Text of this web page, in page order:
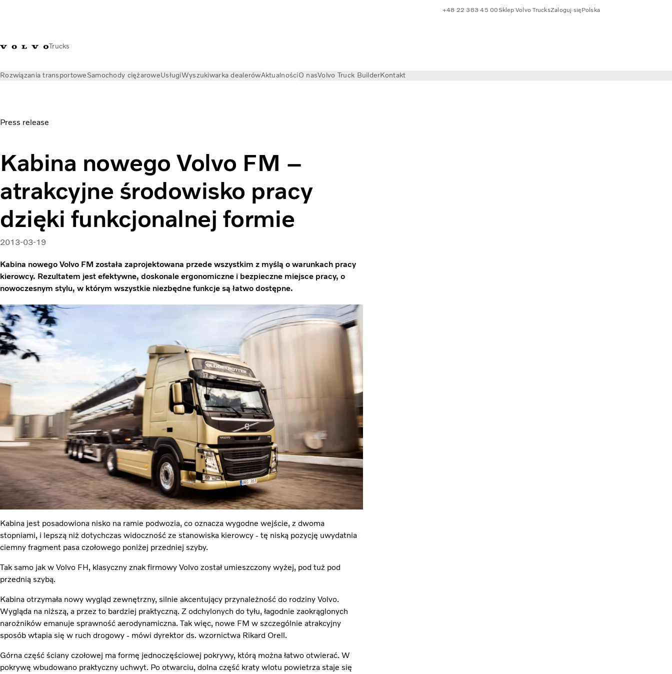
Trucks
+48 22 383 45 00 Sklep Volvo TrucksZaloguj sięPolska
Rozwiązania transportoweSamochody ciężaroweUsługiWyszukiwarka dealerówAktualnościO nasVolvo Truck BuilderKontakt
Press release
Kabina nowego Volvo FM –
atrakcyjne środowisko pracy
dzięki funkcjonalnej formie
2013-03-19
Kabina nowego Volvo FM została zaprojektowana przede wszystkim z myślą o warunkach pracy
kierowcy. Rezultatem jest efektywne, doskonale ergonomiczne i bezpieczne miejsce pracy, o
nowoczesnym stylu, w którym wszystkie niezbędne funkcje są łatwo dostępne.
Kabina jest posadowiona nisko na ramie podwozia, co oznacza wygodne wejście, z dwoma
stopniami, i lepszą niż dotychczas widoczność ze stanowiska kierowcy - tę niską pozycję uwydatnia
ciemny fragment pasa czołowego poniżej przedniej szyby.
Tak samo jak w Volvo FH, klasyczny znak firmowy Volvo został umieszczony wyżej, pod tuż pod
przednią szybą.
Kabina otrzymała nowy wygląd zewnętrzny, silnie akcentujący przynależność do rodziny Volvo.
Wygląda na niższą, a przez to bardziej praktyczną. Z odchylonych do tyłu, łagodnie zaokrąglonych
narożników emanuje sprawność aerodynamiczna. Tak więc, nowe FM w szczególnie atrakcyjny
sposób wtapia się w ruch drogowy - mówi dyrektor ds. wzornictwa Rikard Orell.
Górna część ściany czołowej ma formę jednoczęściowej pokrywy, którą można łatwo otwierać. W
pokrywę wbudowano praktyczny uchwyt. Po otwarciu, dolna część kraty wlotu powietrza staje się